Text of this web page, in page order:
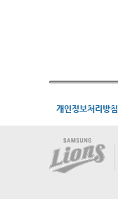
개인정보처리방침